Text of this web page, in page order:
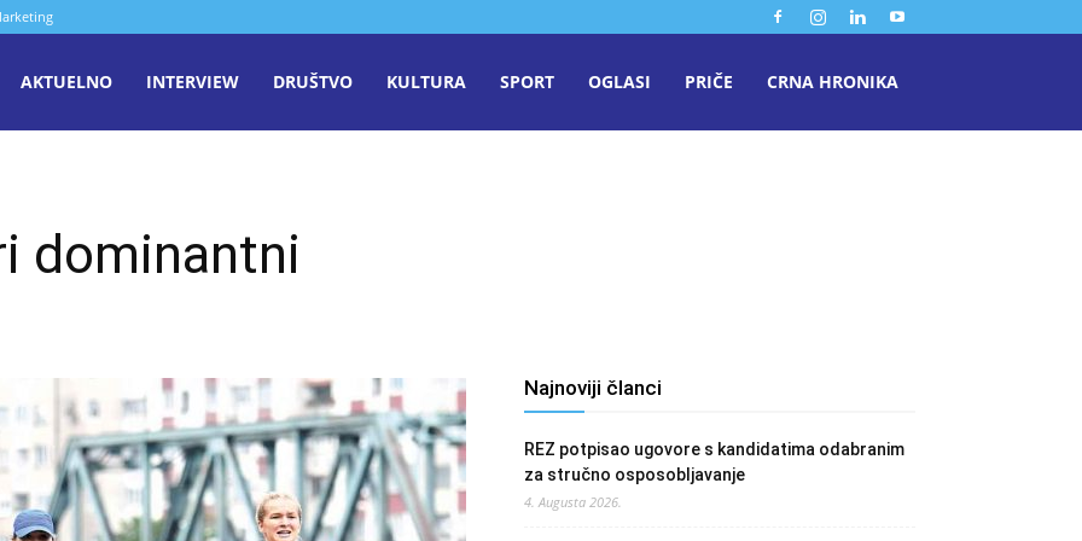
AKTUELNO INTERVIEW DRUŠTVO KULTURA SPORT OGLASI PRIČE CRNA HRONIKA
dominantni
Najnoviji članci
REZ potpisao ugovore s kandidatima odabranim
za stručno osposobljavanje
4. Augusta 2026.